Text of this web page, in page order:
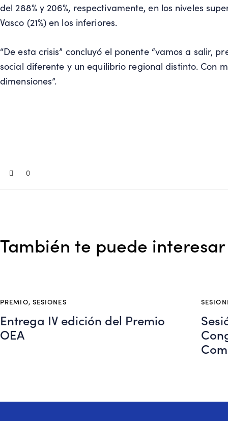
del 288% y 206%, respectivamente, en los niveles
Vasco (21%) en los inferiores.
“De esta crisis” concluyó el ponente “vamos a salir,
social diferente y un equilibrio regional distinto. Con
dimensiones”.
0
También te puede interesar
PREMIO, SESIONES
Entrega IV edición del Premio
OEA